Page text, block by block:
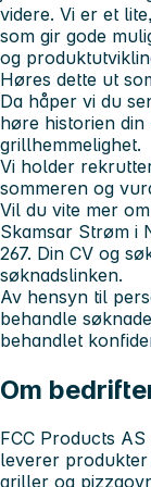
videre. Vi er et
som gir gode
og
Høres dette ut
Da håper vi du
høre historien din
grillhemmelighet.
Vi holder
sommeren og
Vil du vite mer
Skamsar Strøm i
267. Din CV og
søknadslinken.
Av hensyn til
behandle
behandlet
Om
FCC Products
leverer
griller og